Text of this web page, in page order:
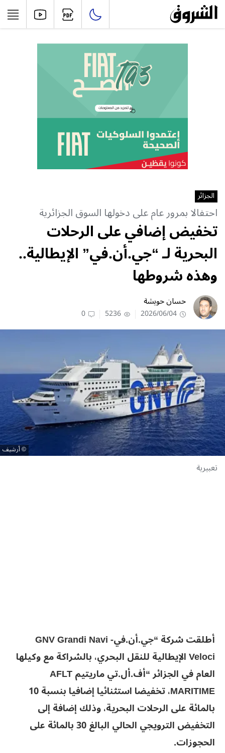
الجزائر
احتفالا بمرور عام على دخولها السوق الجزائرية
تخفيض إضافي على الرحلات
البحرية لـ “جي.أن.في” الإيطالية..
وهذه شروطها
حسان حويشة
2026/06/04
5236
0
أرشيف
تعبيرية
أطلقت شركة “جي.أن.في- GNV Grandi Navi
Veloci الإيطالية للنقل البحري، بالشراكة مع وكيلها
العام في الجزائر “أف.أل.تي ماريتيم AFLT
MARITIME، تخفيضا استثنائيا إضافيا بنسبة 10
بالمائة على الرحلات البحرية، وذلك إضافة إلى
التخفيض الترويجي الحالي البالغ 30 بالمائة على
الحجوزات.